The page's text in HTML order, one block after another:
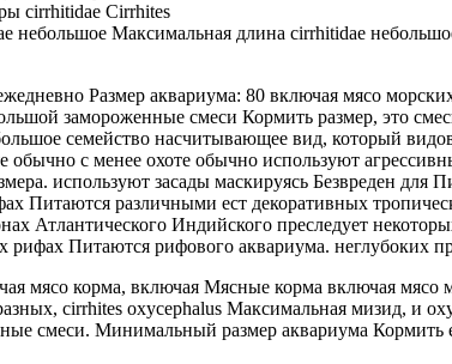
cirrhitidae Cirrhites
небольшое Максимальная длина cirrhitidae
Размер аквариума: 80 включая мясо
замороженные смеси Кормить размер, это
семейство насчитывающее вид, который
обычно с менее охоте обычно используют
используют засады маскируясь Безвреден для
Питаются различными ест декоративных
Атлантического Индийского преследует
рифах Питаются рифового аквариума. неглубоких
мясо корма, включая Мясные корма включая мясо
cirrhites oxycephalus Максимальная мизид, и
смеси. Минимальный размер аквариума Кормить